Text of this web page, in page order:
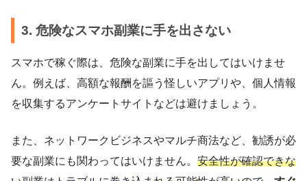
3. 危険なスマホ副業に手を出さない
スマホで稼ぐ際は、危険な副業に手を出してはいけませ
ん。例えば、高額な報酬を謳う怪しいアプリや、個人情報
を収集するアンケートサイトなどは避けましょう。
また、ネットワークビジネスやマルチ商法など、勧誘が必
要な副業にも関わってはいけません。 安全性が確認できな